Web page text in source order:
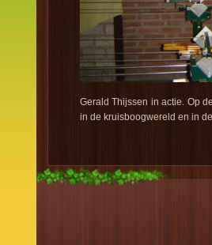
Gerald Thijssen in actie. Op
in de kruisboogwereld en in